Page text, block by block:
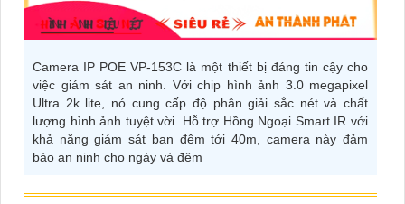
Camera IP POE VP-153C là một thiết bị đáng tin cậy cho
việc giám sát an ninh. Với chip hình ảnh 3.0 megapixel
Ultra 2k lite, nó cung cấp độ phân giải sắc nét và chất
lượng hình ảnh tuyệt vời. Hỗ trợ Hồng Ngoại Smart IR với
khả năng giám sát ban đêm tới 40m, camera này đảm
bảo an ninh cho ngày và đêm